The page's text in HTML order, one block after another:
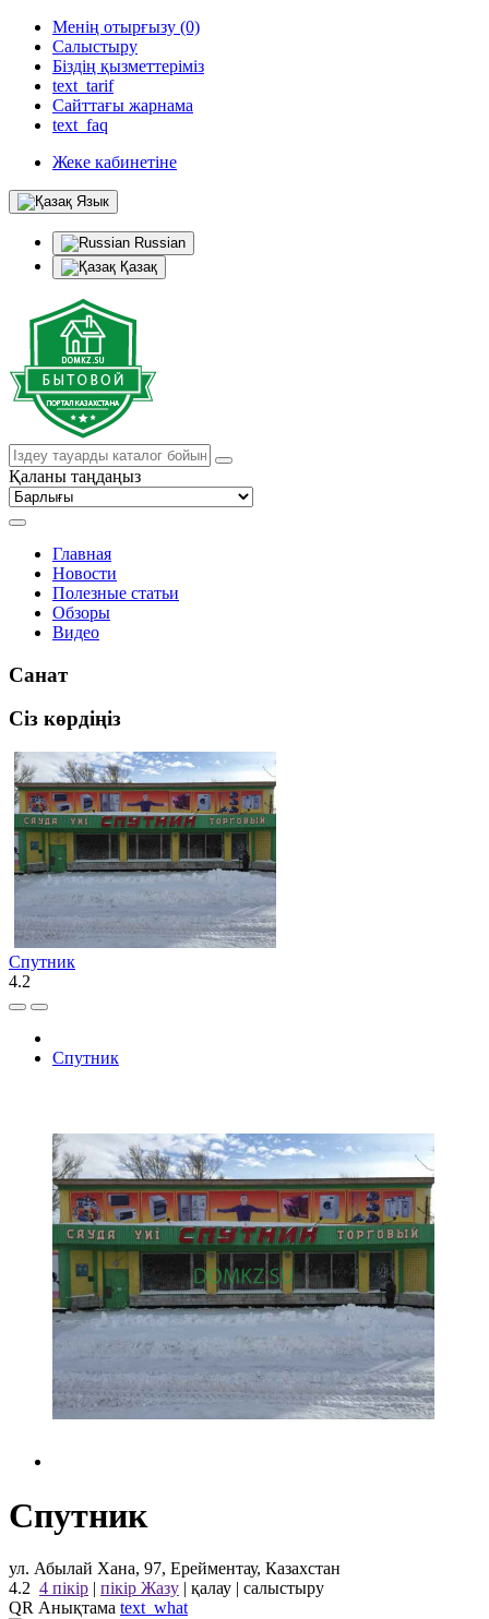
Менің отырғызу (0)
Салыстыру
Біздің қызметтеріміз
text_tarif
Сайттағы жарнама
text_faq
Жеке кабинетіне
Язык
Russian
Қазақ
Қаланы таңдаңыз
Главная
Новости
Полезные статьи
Обзоры
Видео
Санат
Сіз көрдіңіз
Спутник
4.2
Спутник
Спутник
ул. Абылай Хана, 97, Ерейментау, Казахстан
4.2 4 пікір | пікір Жазу | қалау | салыстыру
QR Анықтама text_what